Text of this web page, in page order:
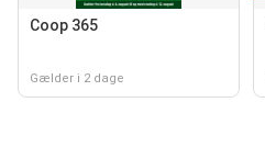
Coop 365
Gælder i 2 dage